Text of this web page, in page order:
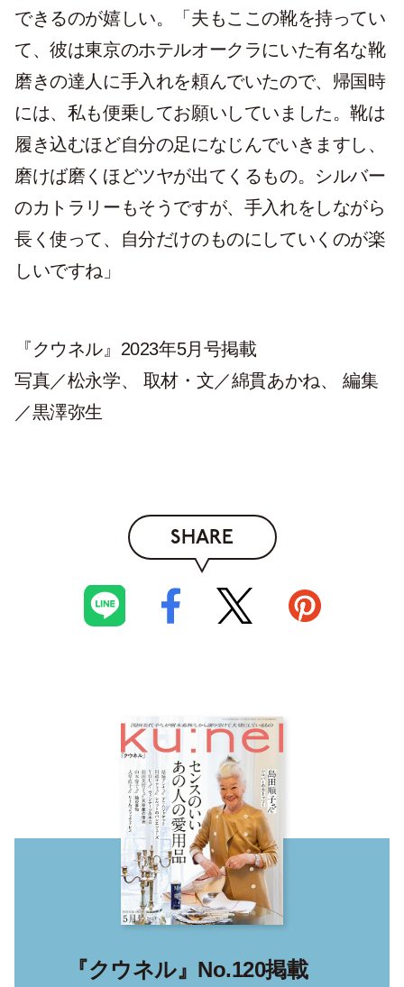
できるのが嬉しい。「夫もここの靴を持ってい
て、彼は東京のホテルオークラにいた有名な靴
磨きの達人に手入れを頼んでいたので、帰国時
には、私も便乗してお願いしていました。靴は
履き込むほど自分の足になじんでいきますし、
磨けば磨くほどツヤが出てくるもの。シルバー
のカトラリーもそうですが、手入れをしながら
長く使って、自分だけのものにしていくのが楽
しいですね」
『クウネル』2023年5月号掲載
写真／松永学、 取材・文／綿貫あかね、 編集
／黒澤弥生
SHARE
『クウネル』No.120掲載